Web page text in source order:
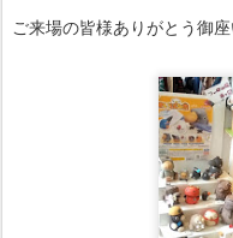
ご来場の皆様ありがとう御座